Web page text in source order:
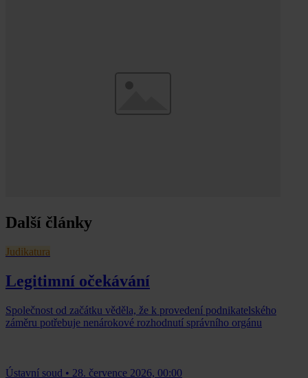
Další články
Judikatura
Legitimní očekávání
Společnost od začátku věděla, že k provedení podnikatelského
záměru potřebuje nenárokové rozhodnutí správního orgánu
Ústavní soud • 28. července 2026, 00:00